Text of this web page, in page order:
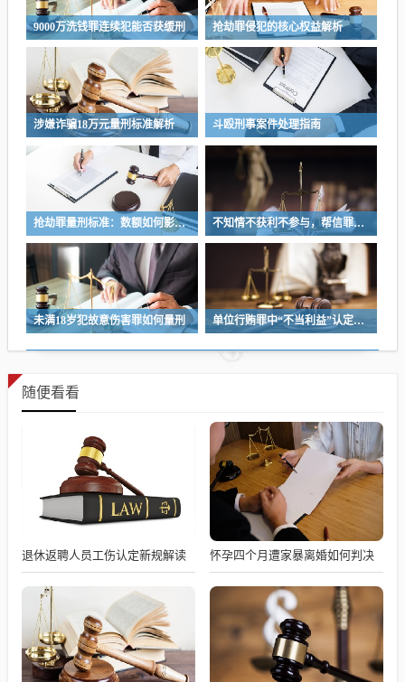
9000万洗钱罪连续犯能否获缓刑 抢劫罪侵犯的核心权益解析
涉嫌诈骗18万元量刑标准解析 斗殴刑事案件处理指南
抢劫罪量刑标准：数额如何影响判罚 不知情不获利不参与，帮信罪能免责吗
未满18岁犯故意伤害罪如何量刑 单位行贿罪中“不当利益”认定标准解析
随便看看
退休返聘人员工伤认定新规解读 怀孕四个月遭家暴离婚如何判决